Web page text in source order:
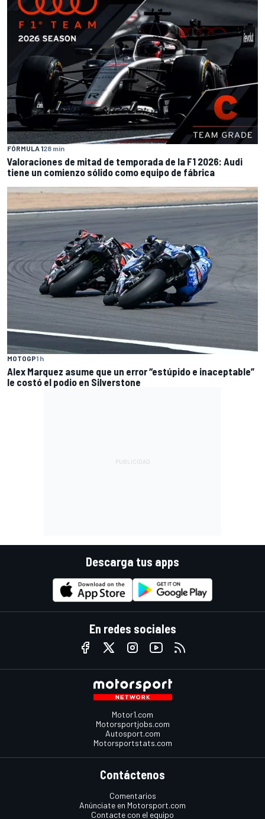
FÓRMULA 128 min
Valoraciones de mitad de temporada de la F1 2026: Audi
tiene un comienzo sólido como equipo de fábrica
MOTOGP1 h
Alex Marquez asume que un error “estúpido e inaceptable”
le costó el podio en Silverstone
Descarga tus apps
En redes sociales
Motor1.com
Motorsportjobs.com
Autosport.com
Motorsportstats.com
Contáctenos
Comentarios
Anúnciate en Motorsport.com
Contacte con el equipo